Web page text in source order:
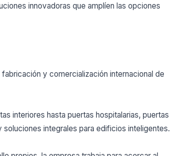
innovadoras que amplíen las opciones
y comercialización internacional de
interiores hasta puertas hospitalarias, puertas
integrales para edificios inteligentes.